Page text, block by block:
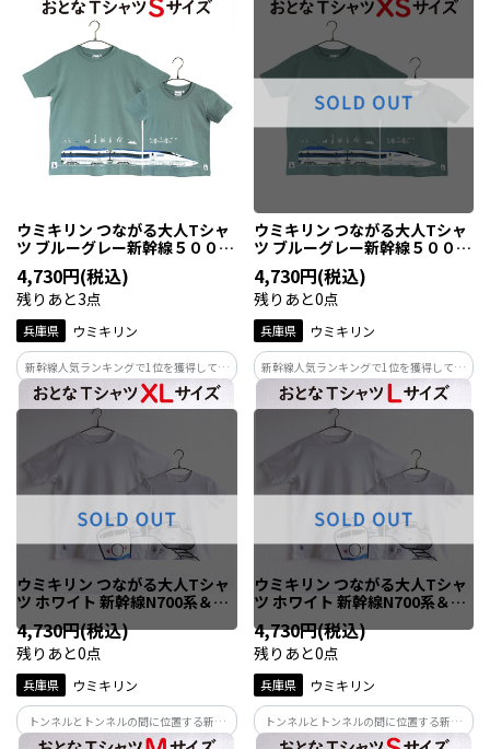
ムがとてもシャープなシルエット。現在
はこだまでJR西日本の新幹線駅すべてに
停まります！
ムがとてもシャープなシルエット。現在
はこだまでJR西日本の新幹線駅すべてに
停まります！
ウミキリン つながる大人Tシャ
ツ ブルーグレー新幹線５００
系 Ｓ
4,730円(税込)
残りあと3点
兵庫県 ウミキリン
新幹線人気ランキングで1位を獲得してい
る今なお人気の新幹線500系。特徴は先頭
が戦闘機のような形状で流線型のフォル
ムがとてもシャープなシルエット。現在
はこだまでJR西日本の新幹線駅すべてに
ウミキリン つながる大人Tシャ
ツ ブルーグレー新幹線５００
系 ＸＳ
4,730円(税込)
残りあと0点
兵庫県 ウミキリン
新幹線人気ランキングで1位を獲得してい
る今なお人気の新幹線500系。特徴は先頭
が戦闘機のような形状で流線型のフォル
ムがとてもシャープなシルエット。現在
はこだまでJR西日本の新幹線駅すべてに
ウミキリン つながる大人Tシャ
ツ ホワイト 新幹線N700系＆0
系 XL
4,730円(税込)
残りあと0点
兵庫県 ウミキリン
トンネルとトンネルの間に位置する新神
戸駅で新旧の新幹線が上下線で交差する
ウミキリン つながる大人Tシャ
ツ ホワイト 新幹線N700系＆0
系 L
4,730円(税込)
残りあと0点
兵庫県 ウミキリン
トンネルとトンネルの間に位置する新神
戸駅で新旧の新幹線が上下線で交差する